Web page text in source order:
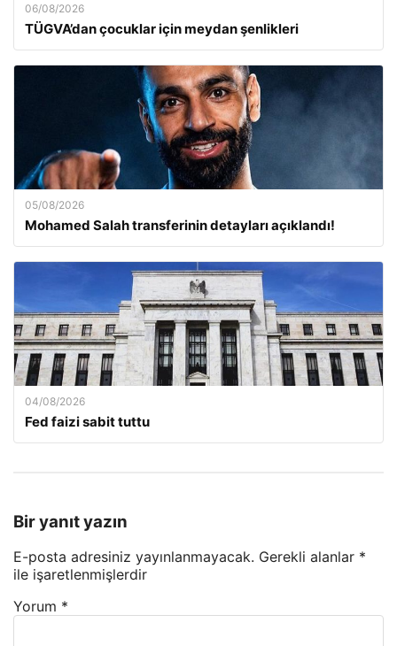
06/08/2026
TÜGVA’dan çocuklar için meydan şenlikleri
05/08/2026
Mohamed Salah transferinin detayları açıklandı!
04/08/2026
Fed faizi sabit tuttu
Bir yanıt yazın
E-posta adresiniz yayınlanmayacak. Gerekli alanlar *
ile işaretlenmişlerdir
Yorum *